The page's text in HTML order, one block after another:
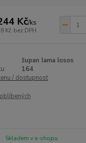
Kč/ks
Kč bez DPH
župan lama losos
164
/ dostupnost
Skladem v e-shopu